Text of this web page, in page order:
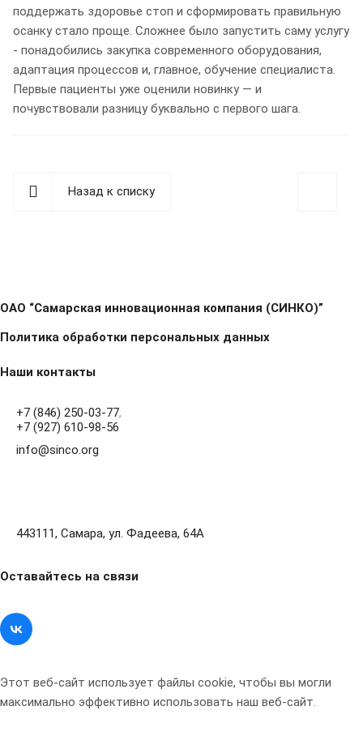
поддержать здоровье стоп и сформировать правильную
осанку стало проще. Сложнее было запустить саму услугу
- понадобились закупка современного оборудования,
адаптация процессов и, главное, обучение специалиста.
Первые пациенты уже оценили новинку — и
почувствовали разницу буквально с первого шага.
Назад к списку
ОАО “Самарская инновационная компания (СИНКО)”
Политика обработки персональных данных
Наши контакты
+7 (846) 250-03-77,
+7 (927) 610-98-56
info@sinco.org
443111, Самара, ул. Фадеева, 64А
Оставайтесь на связи
Этот веб-сайт использует файлы cookie, чтобы вы могли
максимально эффективно использовать наш веб-сайт.